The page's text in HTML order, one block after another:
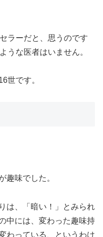
ラーだと、思うのです
うな医者はいません。
世です。
趣味でした。
は、「暗い！」とみられ
中には、変わった趣味持
わっている、というわけ